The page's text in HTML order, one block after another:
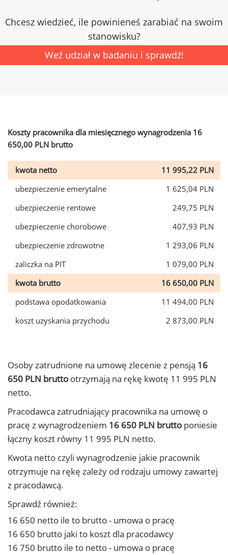
Chcesz wiedzieć, ile powinieneś zarabiać na swoim
stanowisku?
Weź udział w badaniu i sprawdź!
Koszty pracownika dla miesięcznego wynagrodzenia 16
650,00 PLN brutto
kwota netto
11 995,22 PLN
ubezpieczenie emerytalne
1 625,04 PLN
ubezpieczenie rentowe
249,75 PLN
ubezpieczenie chorobowe
407,93 PLN
ubezpieczenie zdrowotne
1 293,06 PLN
zaliczka na PIT
1 079,00 PLN
kwota brutto
16 650,00 PLN
podstawa opodatkowania
11 494,00 PLN
koszt uzyskania przychodu
2 873,00 PLN
Osoby zatrudnione na umowę zlecenie z pensją 16
650 PLN brutto otrzymają na rękę kwotę 11 995 PLN
netto.
Pracodawca zatrudniający pracownika na umowę o
pracę z wynagrodzeniem 16 650 PLN brutto poniesie
łączny koszt równy 11 995 PLN netto.
Kwota netto czyli wynagrodzenie jakie pracownik
otrzymuje na rękę zależy od rodzaju umowy zawartej
z pracodawcą.
Sprawdź również:
16 650 netto ile to brutto - umowa o pracę
16 650 brutto jaki to koszt dla pracodawcy
16 750 brutto ile to netto - umowa o pracę